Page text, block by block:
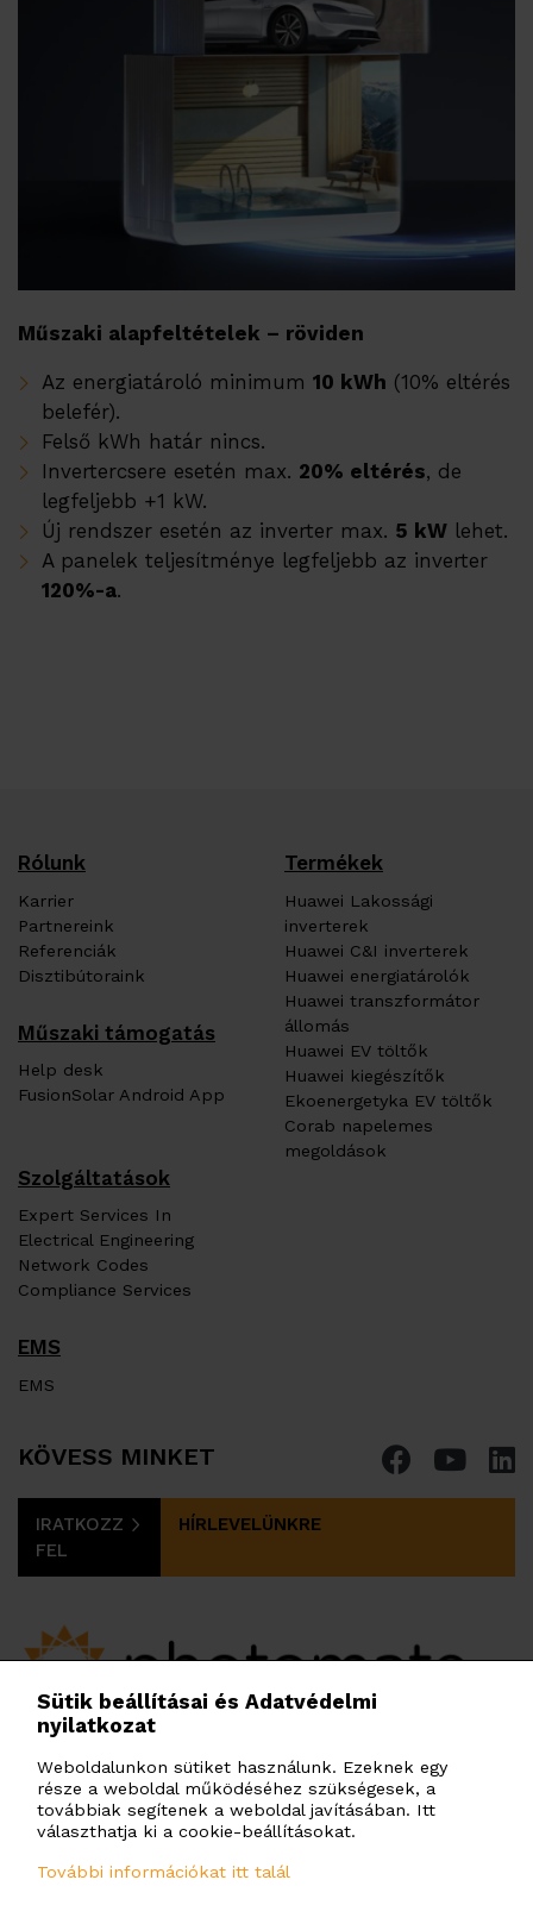
Műszaki alapfeltételek – röviden
Az energiatároló minimum 10 kWh (10% eltérés
belefér).
Felső kWh határ nincs.
Invertercsere esetén max. 20% eltérés, de
legfeljebb +1 kW.
Új rendszer esetén az inverter max. 5 kW lehet.
A panelek teljesítménye legfeljebb az inverter
120%-a.
Rólunk
Karrier
Partnereink
Referenciák
Disztibútoraink
Műszaki támogatás
Help desk
FusionSolar Android App
Termékek
Huawei Lakossági
inverterek
Huawei C&I inverterek
Huawei energiatárolók
Huawei transzformátor
állomás
Huawei EV töltők
Huawei kiegészítők
Ekoenergetyka EV töltők
Corab napelemes
megoldások
Szolgáltatások
Expert Services In
Electrical Engineering
Network Codes
Compliance Services
EMS
EMS
KÖVESS MINKET
IRATKOZZ
FEL
HÍRLEVELÜNKRE
PHOTOMATE HUNGARY KFT.
Budafoki út 97-103. H. ép. 3. em., Budapest, 1117,
Magyarország
info@photomate.eu
Sütik beállításai és Adatvédelmi
nyilatkozat
Weboldalunkon sütiket használunk. Ezeknek egy
része a weboldal működéséhez szükségesek, a
továbbiak segítenek a weboldal javításában. Itt
választhatja ki a cookie-beállításokat.
További információkat itt talál